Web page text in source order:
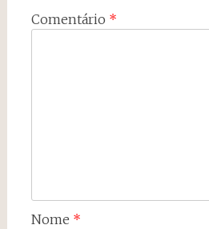
Comentário *
Nome *